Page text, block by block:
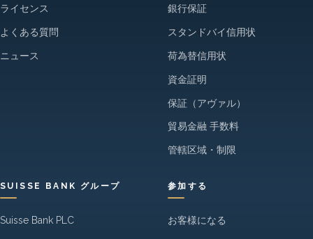
ライセンス
よくある質問
ニュース
銀行保証
スタンドバイ信用状
荷為替信用状
資金証明
保証（アヴァル）
貿易金融 手数料
管轄区域・制限
SUISSE BANK グループ
Suisse Bank PLC
参加する
お客様になる